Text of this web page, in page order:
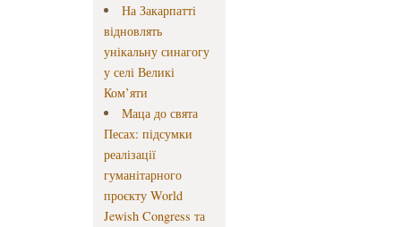
На Закарпатті
відновлять
унікальну синагогу
у селі Великі
Ком’яти
Маца до свята
Песах: підсумки
реалізації
гуманітарного
проєкту World
Jewish Congress та